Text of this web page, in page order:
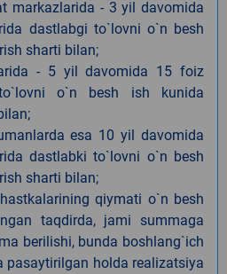
markazlarida - 3 yil davomida
dastlabgi to`lovni o`n besh
sharti bilan;
- 5 yil davomida 15 foiz
o`n besh ish kunida
esa 10 yil davomida
dastlabki to`lovni o`n besh
sharti bilan;
qiymati o`n besh
taqdirda, jami summaga
berilishi, bunda boshlang`ich
pasaytirilgan holda realizatsiya